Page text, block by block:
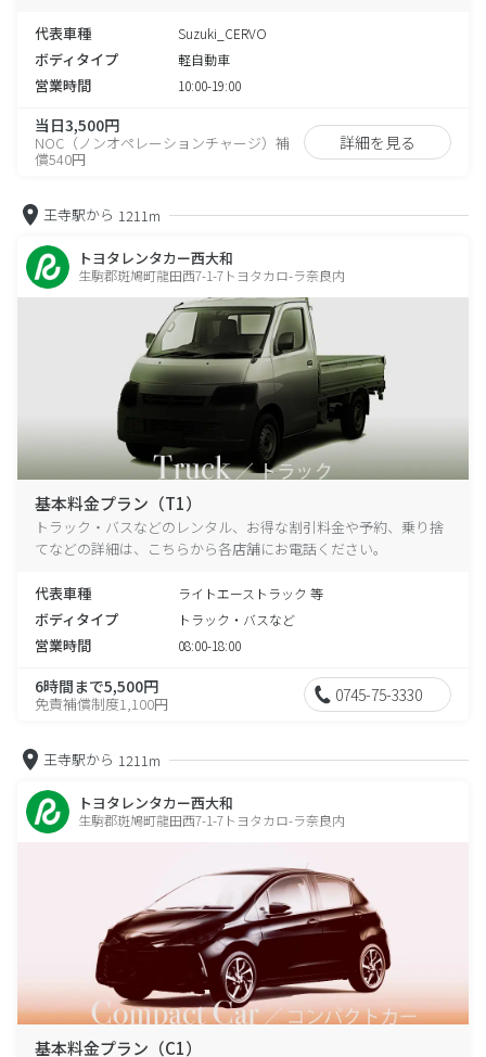
代表車種 Suzuki_CERVO
ボディタイプ 軽自動車
営業時間 10:00-19:00
当日3,500円
NOC（ノンオペレーションチャージ）補
償540円
詳細を見る
王寺駅から 1211m
トヨタレンタカー西大和
生駒郡斑鳩町龍田西7-1-7トヨタカロ-ラ奈良内
基本料金プラン（T1）
トラック・バスなどのレンタル、お得な割引料金や予約、乗り捨
てなどの詳細は、こちらから各店舗にお電話ください。
代表車種 ライトエーストラック 等
ボディタイプ トラック・バスなど
営業時間 08:00-18:00
6時間まで5,500円
免責補償制度1,100円 0745-75-3330
王寺駅から 1211m
トヨタレンタカー西大和
生駒郡斑鳩町龍田西7-1-7トヨタカロ-ラ奈良内
基本料金プラン（C1）